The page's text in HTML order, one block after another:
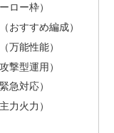
ロー枠）
おすすめ編成）
万能性能）
撃型運用）
急対応）
力火力）